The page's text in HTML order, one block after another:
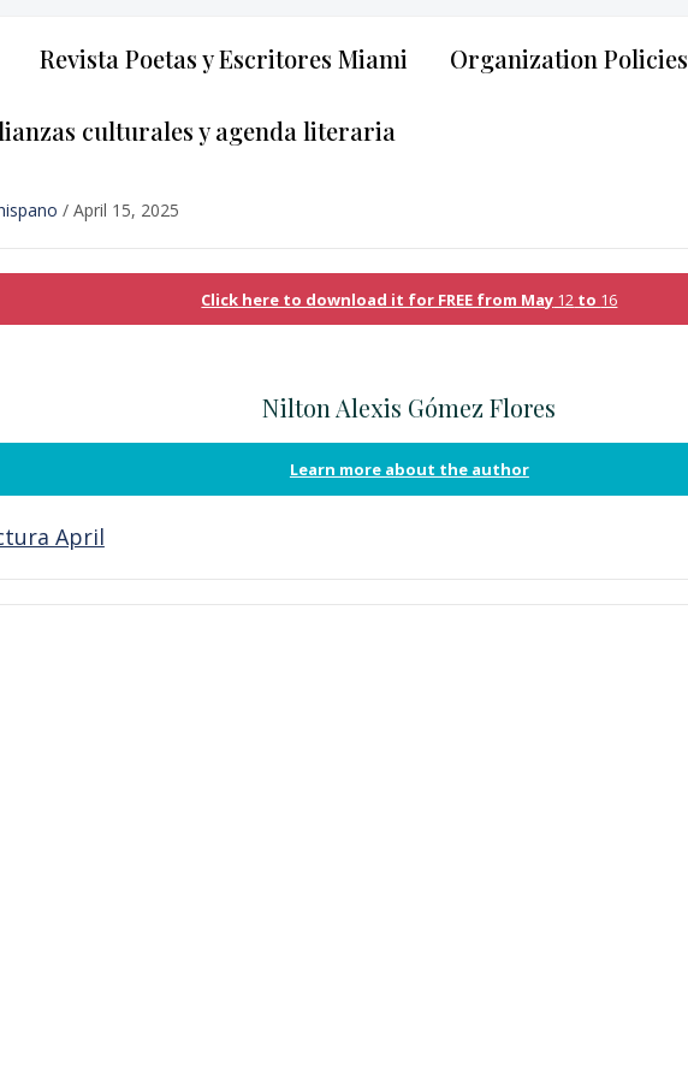
Revista Poetas y Escritores Miami Organization Policies
culturales y agenda literaria
/ April 15, 2025
Click here to download it for FREE from May 12 to 16
Nilton Alexis Gómez Flores
Learn more about the author
April